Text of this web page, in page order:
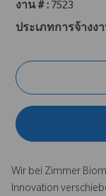
งาน # : 7523
ประเภทการจ้างงา
Wir bei Zimmer
Innovation